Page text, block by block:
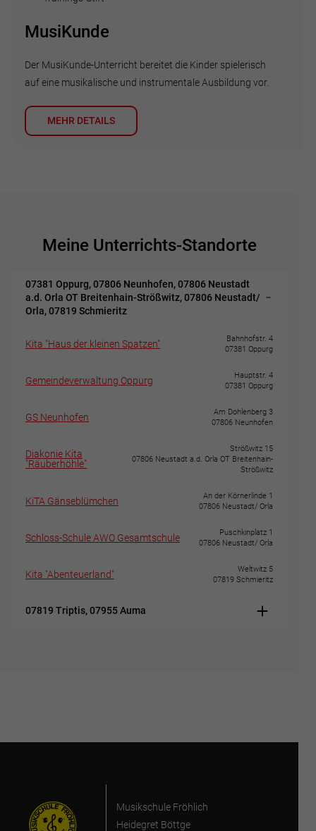
MusiKunde
Der MusiKunde-Unterricht bereitet die Kinder spielerisch
auf eine musikalische und instrumentale Ausbildung vor.
MEHR DETAILS
Meine Unterrichts-Standorte
07381 Oppurg, 07806 Neunhofen, 07806 Neustadt
a.d. Orla OT Breitenhain-Strößwitz, 07806 Neustadt/
Orla, 07819 Schmieritz
Kita "Haus der kleinen Spatzen"
Bahnhofstr. 4
07381 Oppurg
Gemeindeverwaltung Oppurg
Hauptstr. 4
07381 Oppurg
GS Neunhofen
Am Dohlenberg 3
07806 Neunhofen
Diakonie Kita
"Räuberhöhle"
Strößwitz 15
07806 Neustadt a.d. Orla OT Breitenhain-
Strößwitz
KiTA Gänseblümchen
An der Körnerlinde 1
07806 Neustadt/ Orla
Schloss-Schule AWO Gesamtschule
Puschkinplatz 1
07806 Neustadt/ Orla
Kita "Abenteuerland"
Weltwitz 5
07819 Schmieritz
07819 Triptis, 07955 Auma
Musikschule Fröhlich
Heidegret Böttge